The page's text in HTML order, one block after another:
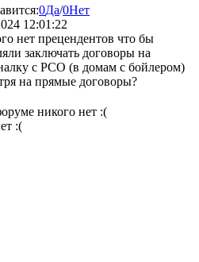
0Да/0Нет
12:01:22
нет прецендентов что бы
заключать договоры на
с РСО (в домам с бойлером)
на прямые договоры?
никого нет :(
:(